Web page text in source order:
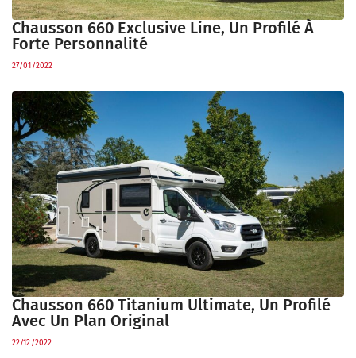
Chausson 660 Exclusive Line, Un Profilé À
Forte Personnalité
27/01/2022
Chausson 660 Titanium Ultimate, Un Profilé
Avec Un Plan Original
22/12/2022